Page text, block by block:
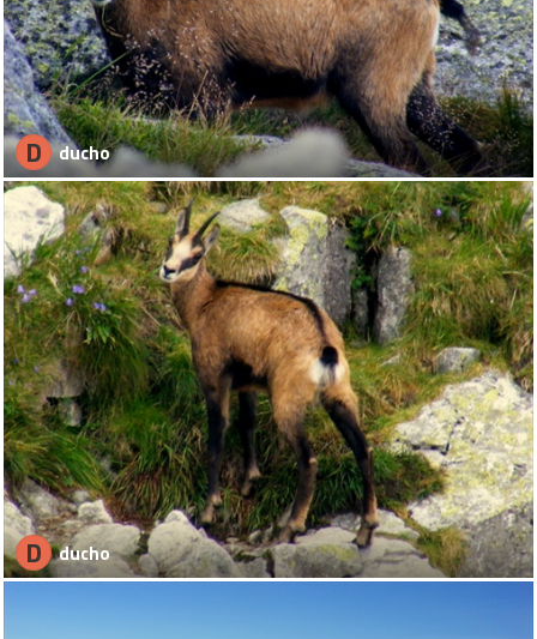
D ducho
D ducho